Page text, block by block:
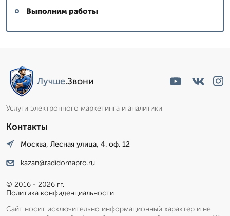
Выполним работы
Лучше.Звони
Услуги электронного маркетинга и аналитики
Контакты
Москва, Лесная улица, 4. оф. 12
kazan@radidomapro.ru
© 2016 - 2026 гг.
Политика конфиденциальности
Сайт носит исключительно информационный характер и не